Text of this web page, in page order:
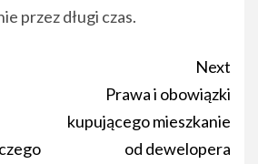
przez długi czas.
Next
Prawa i obowiązki
kupującego mieszkanie
od dewelopera